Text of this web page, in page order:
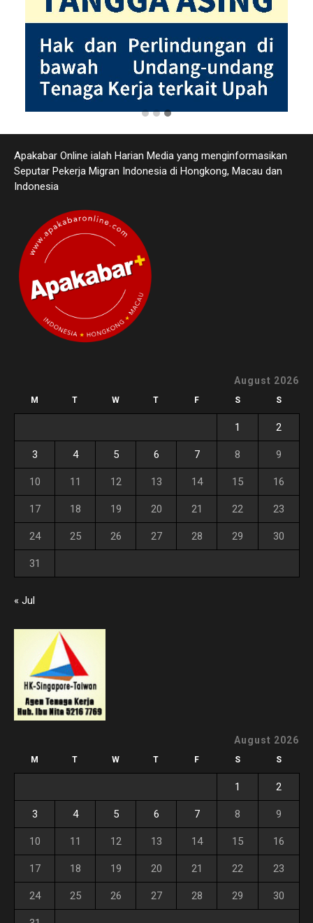
Apakabar Online ialah Harian Media yang menginformasikan
Seputar Pekerja Migran Indonesia di Hongkong, Macau dan
Indonesia
August 2026
M T W T F S S
1 2
3 4 5 6 7 8 9
10 11 12 13 14 15 16
17 18 19 20 21 22 23
24 25 26 27 28 29 30
31
« Jul
August 2026
M T W T F S S
1 2
3 4 5 6 7 8 9
10 11 12 13 14 15 16
17 18 19 20 21 22 23
24 25 26 27 28 29 30